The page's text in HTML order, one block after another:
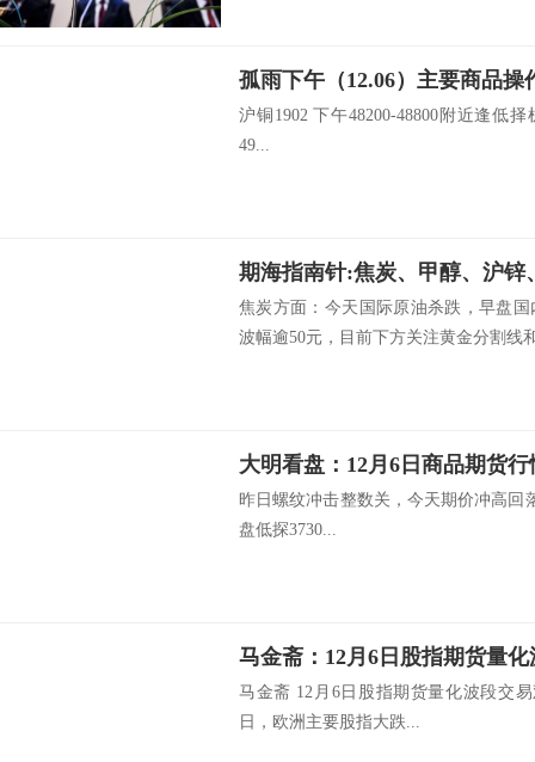
孤雨下午（12.06）主要商品操
沪铜1902 下午48200-48800附近逢低
49...
期海指南针:焦炭、甲醇、沪锌
焦炭方面：今天国际原油杀跌，早盘
波幅逾50元，目前下方关注黄金分割线
大明看盘：12月6日商品期货
昨日螺纹冲击整数关，今天期价冲高回
盘低探3730...
马金斋 12月6日股指期货量化波段交
日，欧洲主要股指大跌...